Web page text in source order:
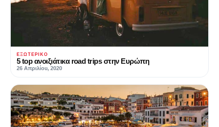
ΕΞΩΤΕΡΙΚΌ
5 top ανοιξιάτικα road trips στην Ευρώπη
26 Απριλίου, 2020